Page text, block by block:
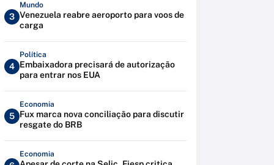
3
Mundo
Venezuela reabre aeroporto para voos de
carga
4
Política
Embaixadora precisará de autorização
para entrar nos EUA
5
Economia
Fux marca nova conciliação para discutir
resgate do BRB
Economia